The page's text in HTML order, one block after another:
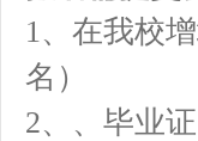
1、在我校
名）
2、、毕业